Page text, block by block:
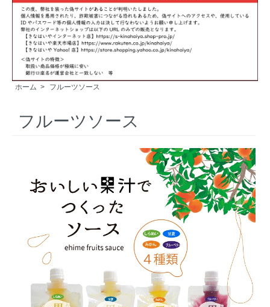
ホーム > フルーツソース
フルーツソース